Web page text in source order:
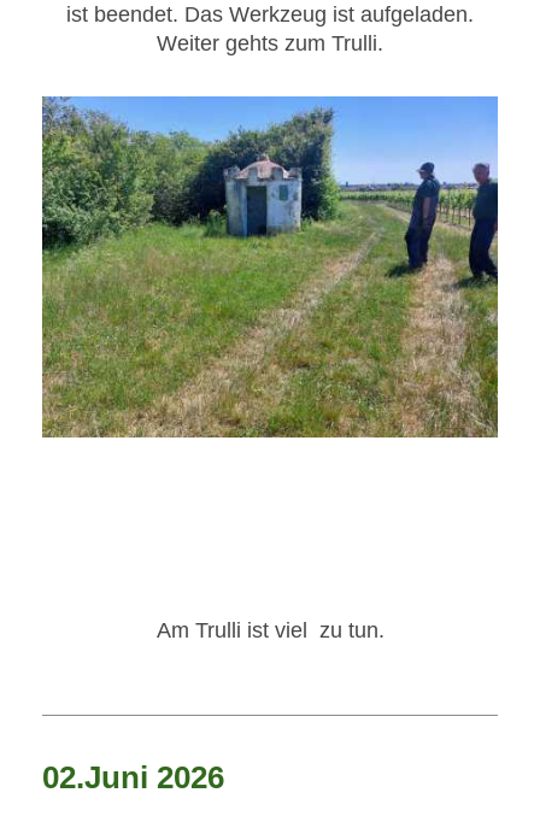
ist beendet. Das Werkzeug ist aufgeladen.
Weiter gehts zum Trulli.
Am Trulli ist viel zu tun.
02.Juni 2026